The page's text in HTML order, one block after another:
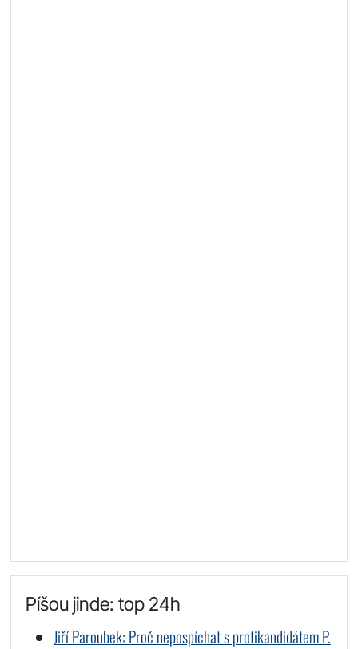
Píšou jinde: top 24h
Jiří Paroubek: Proč nepospíchat s protikandidátem P.